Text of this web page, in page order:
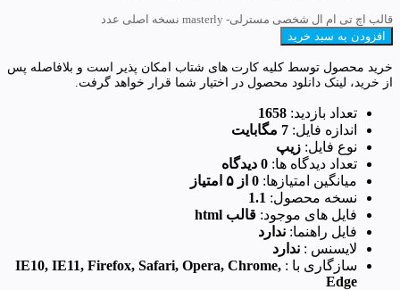
قالب اچ تی ام ال شخصی مسترلی- masterly نسخه اصلی عدد
افزودن به سبد خرید
خرید محصول توسط کلیه کارت های شتاب امکان پذیر است و بلافاصله پس
از خرید، لینک دانلود محصول در اختیار شما قرار خواهد گرفت.
تعداد بازدید: 1658
اندازه فایل: 7 مگابایت
نوع فایل: زیپ
تعداد دیدگاه ها: 0 دیدگاه
میانگین امتیازها: 0 از ۵ امتیاز
نسخه محصول: 1.1
فایل های موجود: قالب html
فایل راهنما: ندارد
لایسنس : ندارد
سازگاری با : IE10, IE11, Firefox, Safari, Opera, Chrome,
Edge